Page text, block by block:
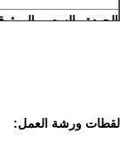
الجودة والسعر
لقطات ورشة العمل: